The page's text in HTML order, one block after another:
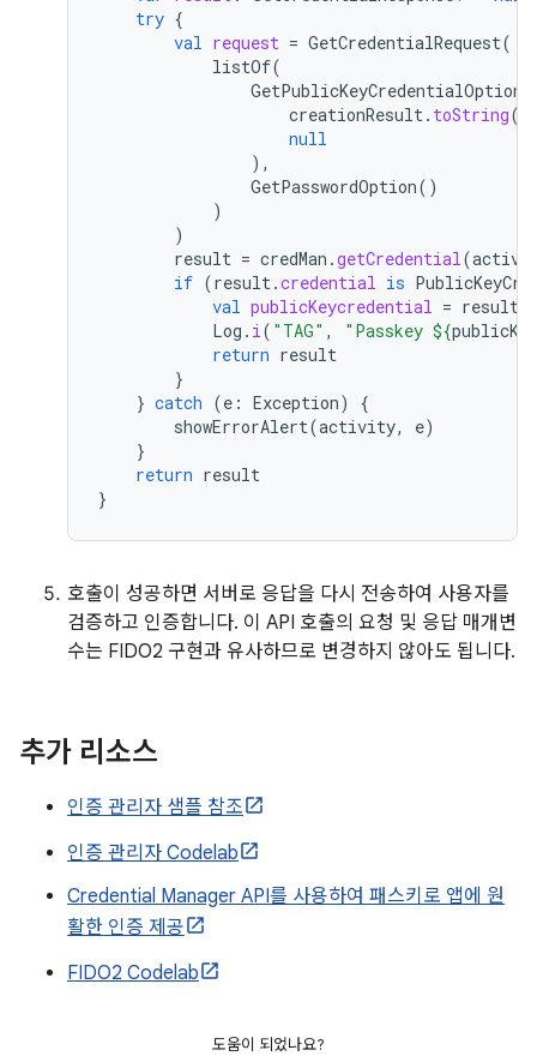
try {
val request = GetCredentialRequest(
listOf(
GetPublicKeyCredentialOption
creationResult. toString
null
),
GetPasswordOption()
)
)
result = credMan .getCredential(
if (result.credential is
val publicKeycredential = result
Log . i( "TAG" , "Passkey ${
return result
}
} catch (e : Exception)
{
showErrorAlert(activity, e)
}
return result
}
호출이 성공하면 서버로 응답을 다시 전송하여 사용자를
검증하고 인증합니다. 이 API 호출의 요청 및 응답 매개변
수는 FIDO2 구현과 유사하므로 변경하지 않아도 됩니다.
추가 리소스
인증 관리자 샘플 참조
인증 관리자 Codelab
Credential Manager API를 사용하여 패스키로 앱에 원
활한 인증 제공
FIDO2 Codelab
도움이 되었나요?